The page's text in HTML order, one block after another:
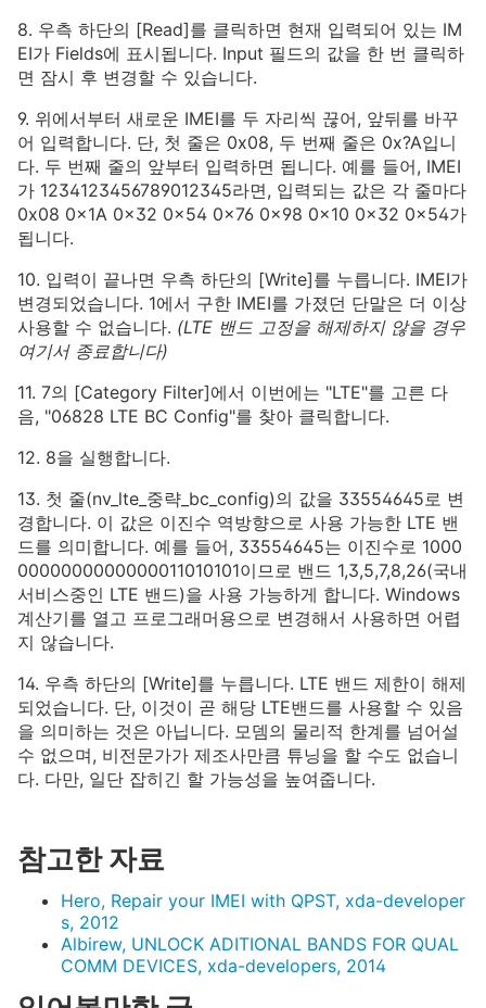
8. 우측 하단의 [Read]를 클릭하면 현재 입력되어 있는 IM
EI가 Fields에 표시됩니다. Input 필드의 값을 한 번 클릭하
면 잠시 후 변경할 수 있습니다.
9. 위에서부터 새로운 IMEI를 두 자리씩 끊어, 앞뒤를 바꾸
어 입력합니다. 단, 첫 줄은 0x08, 두 번째 줄은 0x?A입니
다. 두 번째 줄의 앞부터 입력하면 됩니다. 예를 들어, IMEI
가 1234123456789012345라면, 입력되는 값은 각 줄마다
0x08 0x1A 0x32 0x54 0x76 0x98 0x10 0x32 0x54가
됩니다.
10. 입력이 끝나면 우측 하단의 [Write]를 누릅니다. IMEI가
변경되었습니다. 1에서 구한 IMEI를 가졌던 단말은 더 이상
사용할 수 없습니다. (LTE 밴드 고정을 해제하지 않을 경우
여기서 종료합니다)
11. 7의 [Category Filter]에서 이번에는 "LTE"를 고른 다
음, "06828 LTE BC Config"를 찾아 클릭합니다.
12. 8을 실행합니다.
13. 첫 줄(nv_lte_중략_bc_config)의 값을 33554645로 변
경합니다. 이 값은 이진수 역방향으로 사용 가능한 LTE 밴
드를 의미합니다. 예를 들어, 33554645는 이진수로 1000
0000000000000011010101이므로 밴드 1,3,5,7,8,26(국내
서비스중인 LTE 밴드)을 사용 가능하게 합니다. Windows
계산기를 열고 프로그래머용으로 변경해서 사용하면 어렵
지 않습니다.
14. 우측 하단의 [Write]를 누릅니다. LTE 밴드 제한이 해제
되었습니다. 단, 이것이 곧 해당 LTE밴드를 사용할 수 있음
을 의미하는 것은 아닙니다. 모뎀의 물리적 한계를 넘어설
수 없으며, 비전문가가 제조사만큼 튜닝을 할 수도 없습니
다. 다만, 일단 잡히긴 할 가능성을 높여줍니다.
참고한 자료
Hero, Repair your IMEI with QPST, xda-developer
s, 2012
Albirew, UNLOCK ADITIONAL BANDS FOR QUAL
COMM DEVICES, xda-developers, 2014